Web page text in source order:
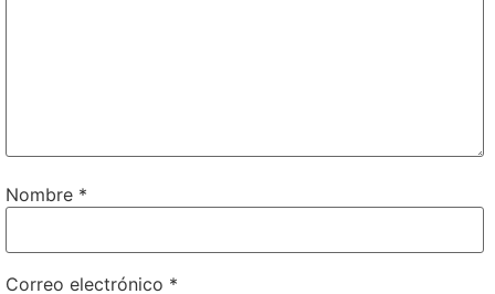
Nombre *
Correo electrónico *